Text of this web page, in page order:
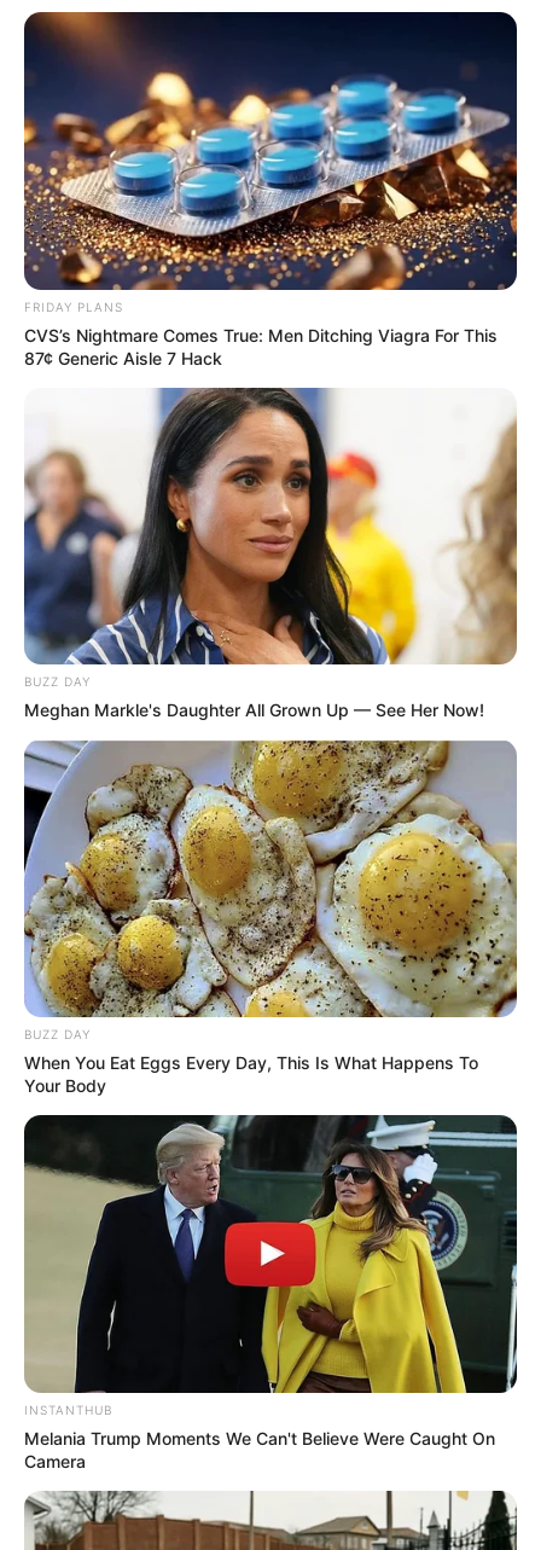
Aluno On
Aluno On
FRIDAY PLANS
CVS’s Nightmare Comes True: Men Ditching Viagra For This
87¢ Generic Aisle 7 Hack
BUZZ DAY
Meghan Markle's Daughter All Grown Up — See Her Now!
BUZZ DAY
When You Eat Eggs Every Day, This Is What Happens To
Your Body
INSTANTHUB
Melania Trump Moments We Can't Believe Were Caught On
Camera